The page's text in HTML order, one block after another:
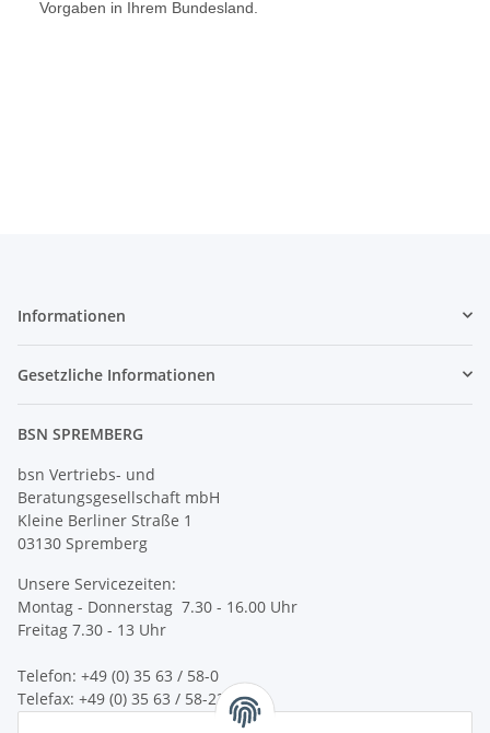
Vorgaben in Ihrem Bundesland.
Informationen
Gesetzliche Informationen
BSN SPREMBERG
bsn Vertriebs- und
Beratungsgesellschaft mbH
Kleine Berliner Straße 1
03130 Spremberg
Unsere Servicezeiten:
Montag - Donnerstag 7.30 - 16.00 Uhr
Freitag 7.30 - 13 Uhr
Telefon: +49 (0) 35 63 / 58-0
Telefax: +49 (0) 35 63 / 58-231
service@bsn-spremberg.de